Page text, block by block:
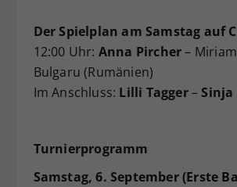
Der Spielplan am Samstag auf
12:00 Uhr: Anna Pircher–
Bulgaru (Rumänien)
Im Anschluss: Lilli Tagger–Sinja
Turnierprogramm
Samstag, 6. September (Erste